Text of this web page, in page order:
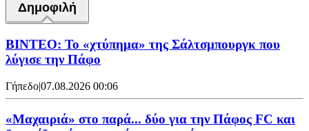
Δημοφιλή
ΒΙΝΤΕΟ: Το «χτύπημα» της Σάλτσμπουργκ που
λύγισε την Πάφο
Γήπεδο|07.08.2026 00:06
«Μαχαιριά» στο παρά... δύο για την Πάφος FC και